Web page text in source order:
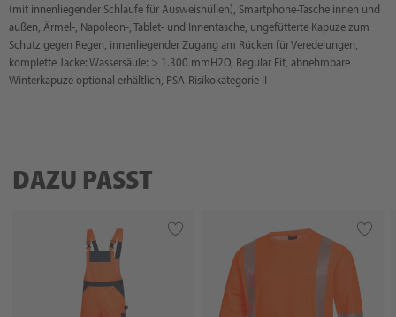
(mit innenliegender Schlaufe für Ausweishüllen), Smartphone-Tasche innen und
außen, Ärmel-, Napoleon-, Tablet- und Innentasche, ungefütterte Kapuze zum
Schutz gegen Regen, innenliegender Zugang am Rücken für Veredelungen,
komplette Jacke: Wassersäule: > 1.300 mmH2O, Regular Fit, abnehmbare
Winterkapuze optional erhältlich, PSA-Risikokategorie II
DAZU PASST